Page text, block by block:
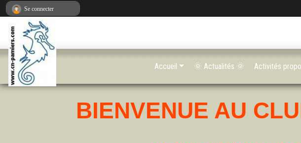
BIENVENUE AU
Accueil 🌞 Actualités 🌞 Activités
Se connecter
Panneau de gestion des cookies